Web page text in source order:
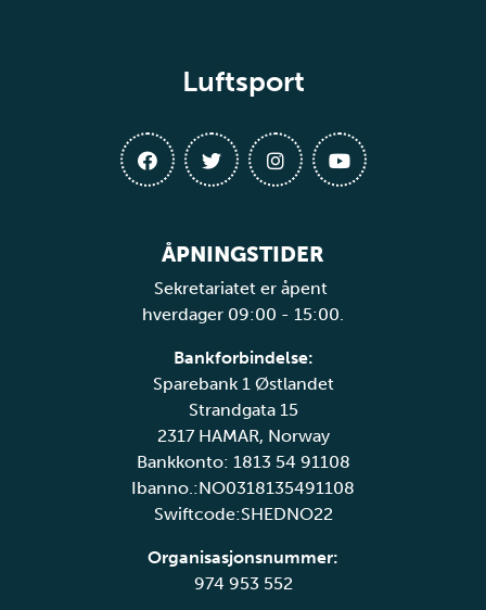
Luftsport
ÅPNINGSTIDER
Sekretariatet er åpent
hverdager 09:00 - 15:00.
Bankforbindelse:
Sparebank 1 Østlandet
Strandgata 15
2317 HAMAR, Norway
Bankkonto: 1813 54 91108
Ibanno.:NO0318135491108
Swiftcode:SHEDNO22
Organisasjonsnummer:
974 953 552